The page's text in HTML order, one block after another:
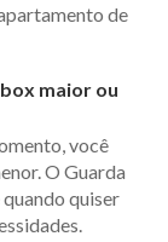
de
maior ou
você
O Guarda
quiser